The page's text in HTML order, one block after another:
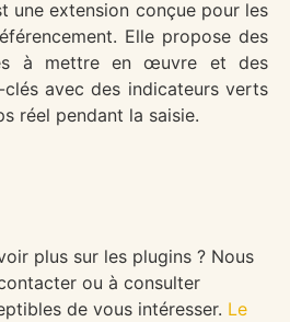
une extension conçue pour les
Elle propose des
à mettre en œuvre et des
avec des indicateurs verts
réel pendant la saisie.
plus sur les plugins ? Nous
ou à consulter
de vous intéresser. Le